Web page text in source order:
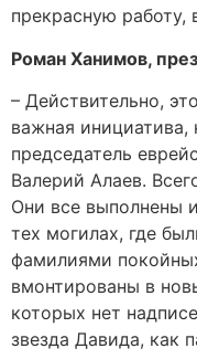
прекрасную работу,
Роман Ханимов,
– Действительно,
важная
председатель
Валерий Алаев.
Они все выполнены
тех могилах, где
фамилиями
вмонтированы в
которых нет
звезда Давида, как